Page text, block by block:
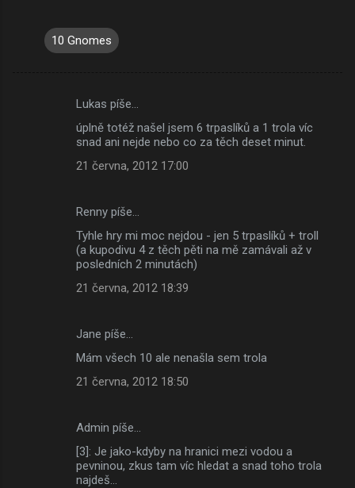
10 Gnomes
Lukas píše…
úplně totéž našel jsem 6 trpaslíků a 1 trola víc
snad ani nejde nebo co za těch deset minut.
21 června, 2012 17:00
Renny píše…
Tyhle hry mi moc nejdou - jen 5 trpaslíků + troll
(a kupodivu 4 z těch pěti na mě zamávali až v
posledních 2 minutách)
21 června, 2012 18:39
Jane píše…
Mám všech 10 ale nenašla sem trola
21 června, 2012 18:50
Admin píše…
[3]: Je jako-kdyby na hranici mezi vodou a
pevninou, zkus tam víc hledat a snad toho trola
najdeš...